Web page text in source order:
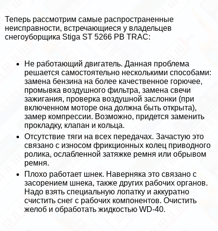
Теперь рассмотрим самые распространенные
неисправности, встречающиеся у владельцев
снегоуборщика Stiga ST 5266 PB TRAC:
Не работающий двигатель. Данная проблема
решается самостоятельно несколькими способами:
замена бензина на более качественное горючее,
промывка воздушного фильтра, замена свечи
зажигания, проверка воздушной заслонки (при
включенном моторе она должна быть открыта),
замер компрессии. Возможно, придется заменить
прокладку, клапан и кольца.
Отсутствие тяги на всех передачах. Зачастую это
связано с износом фрикционных колец приводного
ролика, ослабленной затяжке ремня или обрывом
ремня.
Плохо работает шнек. Наверняка это связано с
засорением шнека, также других рабочих органов.
Надо взять специальную лопатку и аккуратно
счистить снег с рабочих компонентов. Очистить
желоб и обработать жидкостью WD-40.